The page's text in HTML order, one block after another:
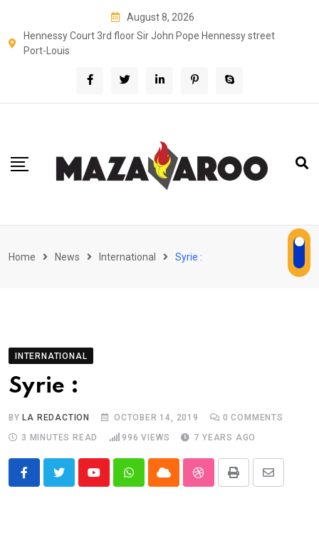
content
August 8, 2026
Hennessy Court 3rd floor Sir John Pope Hennessy street
Port-Louis
Home News International Syrie :
INTERNATIONAL
Syrie :
BYLA REDACTION OCTOBER 14, 2019 0 COMMENTS
3 MINUTES READ
996 VIEWS 7 YEARS AGO
YoutubeWhatsappCloud StumbleUpon
Print
Share